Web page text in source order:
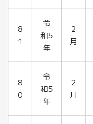
8
1
令
和5
年
2
月
8
0
令
和5
年
2
月